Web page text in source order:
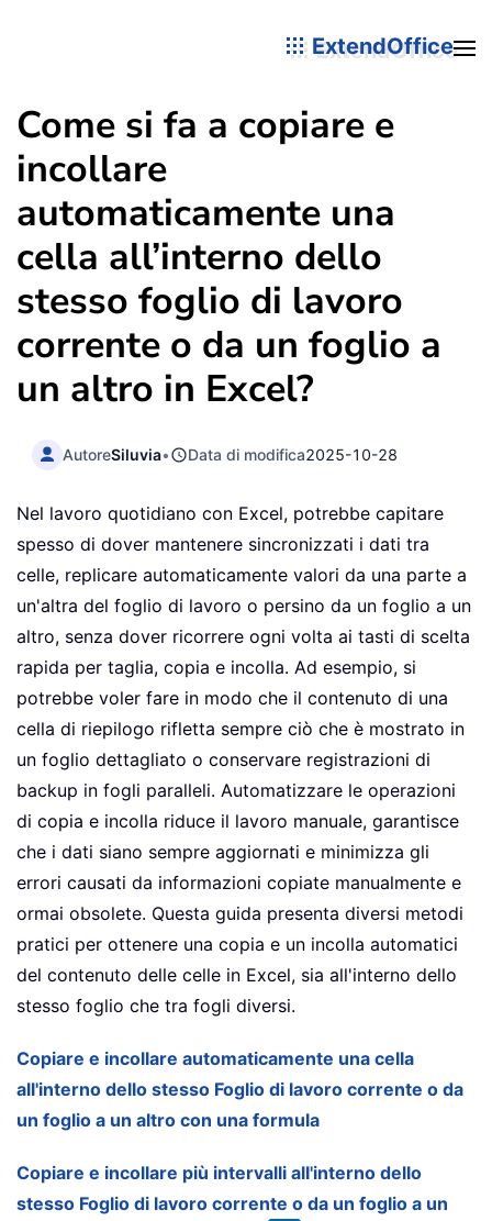
ExtendOffice
Come si fa a copiare e
incollare
automaticamente una
cella all’interno dello
stesso foglio di lavoro
corrente o da un foglio a
un altro in Excel?
AutoreSiluvia• Data di modifica2025-10-28
Nel lavoro quotidiano con Excel, potrebbe capitare
spesso di dover mantenere sincronizzati i dati tra
celle, replicare automaticamente valori da una parte a
un'altra del foglio di lavoro o persino da un foglio a un
altro, senza dover ricorrere ogni volta ai tasti di scelta
rapida per taglia, copia e incolla. Ad esempio, si
potrebbe voler fare in modo che il contenuto di una
cella di riepilogo rifletta sempre ciò che è mostrato in
un foglio dettagliato o conservare registrazioni di
backup in fogli paralleli. Automatizzare le operazioni
di copia e incolla riduce il lavoro manuale, garantisce
che i dati siano sempre aggiornati e minimizza gli
errori causati da informazioni copiate manualmente e
ormai obsolete. Questa guida presenta diversi metodi
pratici per ottenere una copia e un incolla automatici
del contenuto delle celle in Excel, sia all'interno dello
stesso foglio che tra fogli diversi.
Copiare e incollare automaticamente una cella
all'interno dello stesso Foglio di lavoro corrente o da
un foglio a un altro con una formula
Copiare e incollare più intervalli all'interno dello
stesso Foglio di lavoro corrente o da un foglio a un